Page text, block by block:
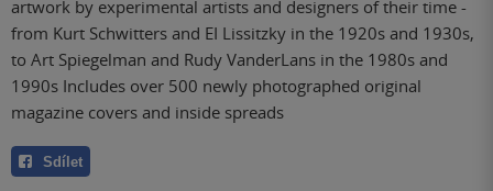
artwork by experimental artists and designers of their time -
from Kurt Schwitters and EI Lissitzky in the 1920s and 1930s,
to Art Spiegelman and Rudy VanderLans in the 1980s and
1990s Includes over 500 newly photographed original
magazine covers and inside spreads
Sdílet